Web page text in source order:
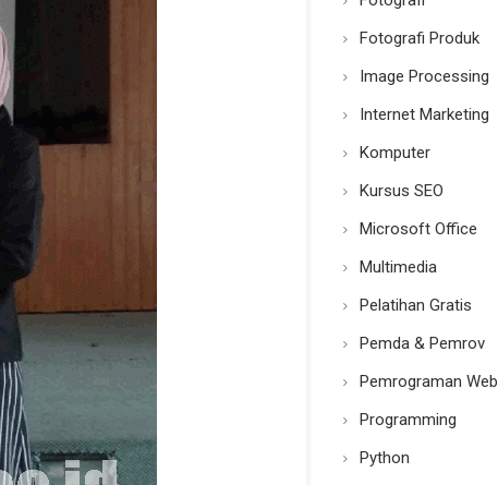
Fotografi Produk
Image Processing
Internet Marketing
Komputer
Kursus SEO
Microsoft Office
Multimedia
Pelatihan Gratis
Pemda & Pemrov
Pemrograman Web
Programming
Python